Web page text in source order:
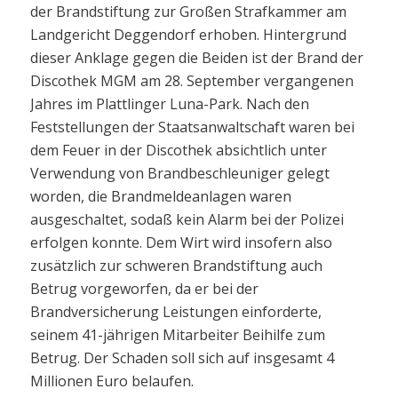
der Brandstiftung zur Großen Strafkammer am
Landgericht Deggendorf erhoben. Hintergrund
dieser Anklage gegen die Beiden ist der Brand der
Discothek MGM am 28. September vergangenen
Jahres im Plattlinger Luna-Park. Nach den
Feststellungen der Staatsanwaltschaft waren bei
dem Feuer in der Discothek absichtlich unter
Verwendung von Brandbeschleuniger gelegt
worden, die Brandmeldeanlagen waren
ausgeschaltet, sodaß kein Alarm bei der Polizei
erfolgen konnte. Dem Wirt wird insofern also
zusätzlich zur schweren Brandstiftung auch
Betrug vorgeworfen, da er bei der
Brandversicherung Leistungen einforderte,
seinem 41-jährigen Mitarbeiter Beihilfe zum
Betrug. Der Schaden soll sich auf insgesamt 4
Millionen Euro belaufen.